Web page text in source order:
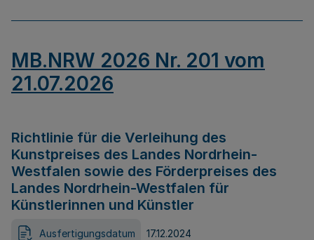
MB.NRW 2026 Nr. 201 vom
21.07.2026
Richtlinie für die Verleihung des
Kunstpreises des Landes Nordrhein-
Westfalen sowie des Förderpreises des
Landes Nordrhein-Westfalen für
Künstlerinnen und Künstler
Ausfertigungsdatum 17.12.2024